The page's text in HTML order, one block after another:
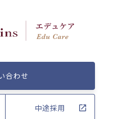
合わせ
中途採用